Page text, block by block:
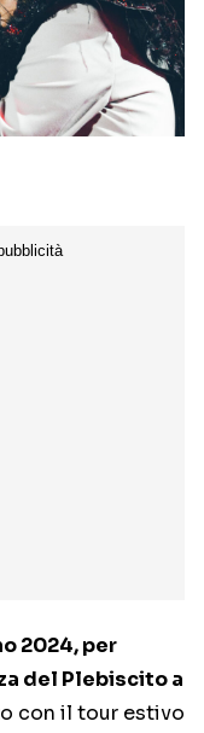
2024, per
del Plebiscito a
con il tour estivo